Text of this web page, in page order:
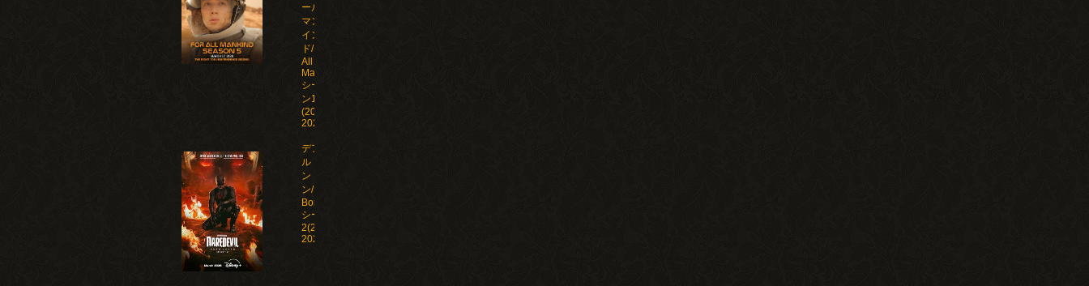
ール・
マンカ
イン
ド/For
All
Mankind
シーズ
ン1-5
(2019-
2026)
デアデビ
ル：ボー
ン・アゲイ
ン/Daredevil:
Born Again
シーズン1-
2(2025-
2026)